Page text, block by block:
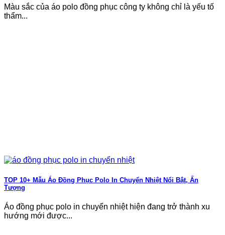
Màu sắc của áo polo đồng phục công ty không chỉ là yếu tố
thẩm...
TOP 10+ Mẫu Áo Đồng Phục Polo In Chuyển Nhiệt Nổi Bật, Ấn
Tượng
Áo đồng phục polo in chuyển nhiệt hiện đang trở thành xu
hướng mới được...